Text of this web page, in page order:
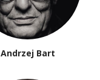
Andrzej Bart